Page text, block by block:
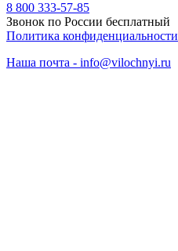
8 800 333-57-85
Звонок по России бесплатный
Политика конфиденциальности
Наша почта - info@vilochnyi.ru